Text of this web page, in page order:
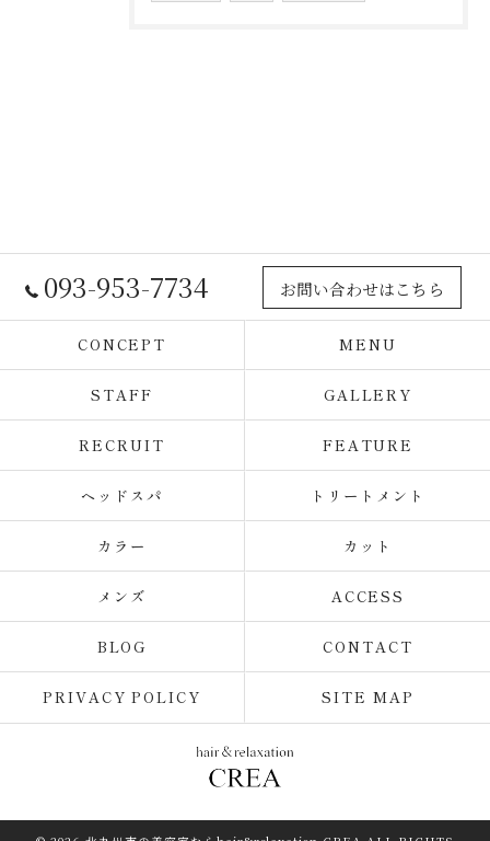
093-953-7734 お問い合わせはこちら
CONCEPT MENU
STAFF GALLERY
RECRUIT FEATURE
ヘッドスパ トリートメント
カラー カット
メンズ ACCESS
BLOG CONTACT
PRIVACY POLICY SITE MAP